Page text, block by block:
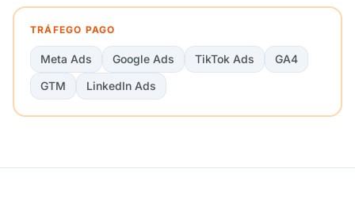
TRÁFEGO PAGO
Meta Ads Google Ads TikTok Ads
GA4
GTM
LinkedIn Ads